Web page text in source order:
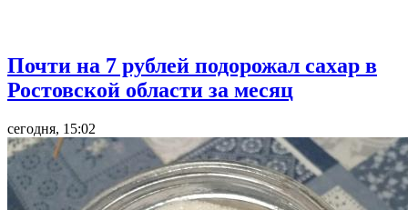
Почти на 7 рублей подорожал сахар в
Ростовской области за месяц
сегодня, 15:02